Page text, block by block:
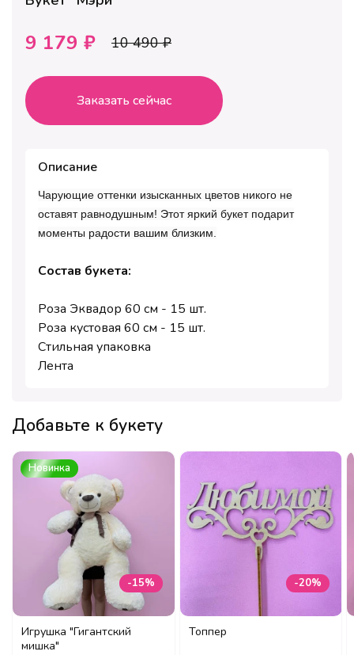
9 179 ₽ 10 490 ₽
Заказать сейчас
Описание
Чарующие оттенки изысканных цветов никого не
оставят равнодушным! Этот яркий букет подарит
моменты радости вашим близким.
Состав букета:
Роза Эквадор 60 см - 15 шт.
Роза кустовая 60 см - 15 шт.
Стильная упаковка
Лента
Добавьте к букету
Новинка
-15%
Игрушка "Гигантский
мишка"
-20%
Топпер